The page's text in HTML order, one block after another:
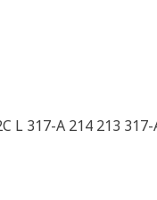
L 317-A 214 213